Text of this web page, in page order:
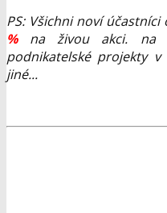
PS: Všichni noví
%na živou akci. na
podnikatelské projekty
jiné...